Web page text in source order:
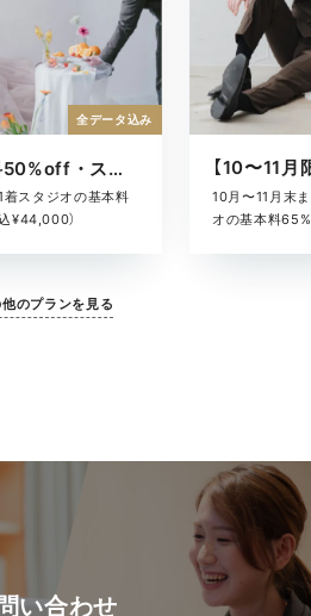
【7〜9月限定】基本料50%off・スタジオキャンペーン
スタジオの基本料
¥44,000）
全データ込み
10月〜11月末
オの基本料
他のプランを見る
い合わせ